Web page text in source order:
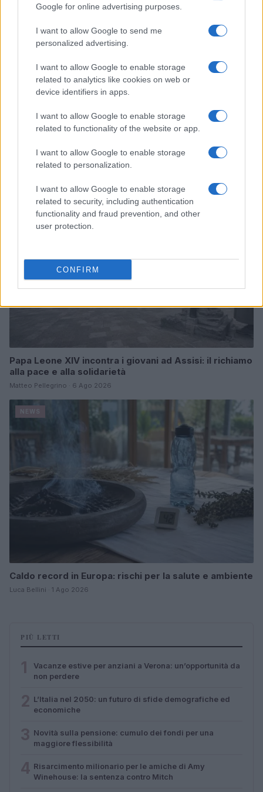
Google for online advertising purposes.
I want to allow Google to send me
personalized advertising.
I want to allow Google to enable storage
related to analytics like cookies on web or
device identifiers in apps.
I want to allow Google to enable storage
related to functionality of the website or app.
I want to allow Google to enable storage
related to personalization.
I want to allow Google to enable storage
related to security, including authentication
functionality and fraud prevention, and other
user protection.
CONFIRM
Papa Leone a Santa Maria degli Angeli: migliaia di
giovani per il meeting francescano
Edoardo Castellucci · 7 Ago 2026
Papa Leone XIV incontra i giovani ad Assisi: il richiamo
alla pace e alla solidarietà
Matteo Pellegrino · 6 Ago 2026
Caldo record in Europa: rischi per la salute e ambiente
Luca Bellini · 1 Ago 2026
PIÙ LETTI
Vacanze estive per anziani a Verona: un’opportunità da
non perdere
L’Italia nel 2050: un futuro di sfide demografiche ed
economiche
Novità sulla pensione: cumulo dei fondi per una
maggiore flessibilità
Risarcimento milionario per le amiche di Amy
Winehouse: la sentenza contro Mitch